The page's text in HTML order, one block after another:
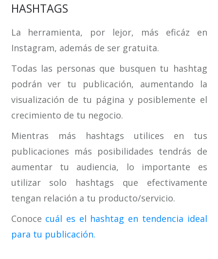
HASHTAGS
La herramienta, por lejor, más eficáz en
Instagram, además de ser gratuita.
Todas las personas que busquen tu hashtag
podrán ver tu publicación, aumentando la
visualización de tu página y posiblemente el
crecimiento de tu negocio.
Mientras más hashtags utilices en tus
publicaciones más posibilidades tendrás de
aumentar tu audiencia, lo importante es
utilizar solo hashtags que efectivamente
tengan relación a tu producto/servicio.
Conoce cuál es el hashtag en tendencia ideal
para tu publicación.